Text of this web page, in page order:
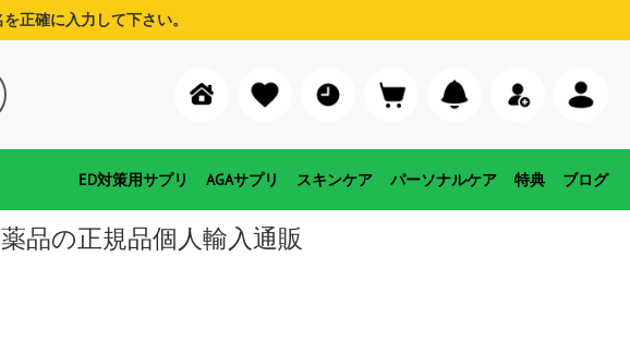
正確に入力して下さい。
ED対策用サプリ AGAサプリ スキンケア パーソナルケア 特典 ブログ
品の正規品個人輸入通販